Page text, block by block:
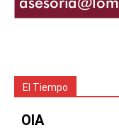
El Tiempo
OIA